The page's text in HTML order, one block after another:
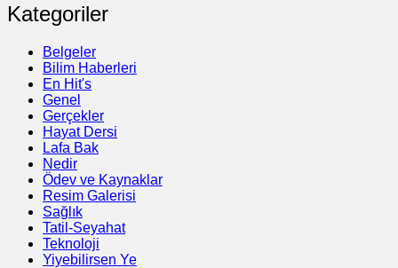
Kategoriler
Belgeler
Bilim Haberleri
En Hit's
Genel
Gerçekler
Hayat Dersi
Lafa Bak
Nedir
Ödev ve Kaynaklar
Resim Galerisi
Sağlık
Tatil-Seyahat
Teknoloji
Yiyebilirsen Ye